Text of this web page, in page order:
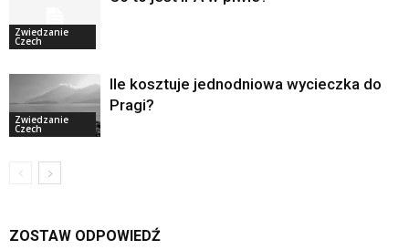
Zwiedzanie
Czech
Zwiedzanie
Czech
Ile kosztuje jednodniowa wycieczka do
Pragi?
ZOSTAW ODPOWIEDŹ